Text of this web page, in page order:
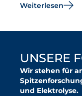
Weiterlesen
UNSERE
Wir stehen für
und Elektrolyse.